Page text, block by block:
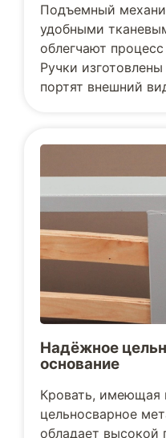
Подъемный
удобными
облегчают
Ручки
портят внешний
Надёжное
основание
Кровать, имеющая
цельносварное
обладает высокой